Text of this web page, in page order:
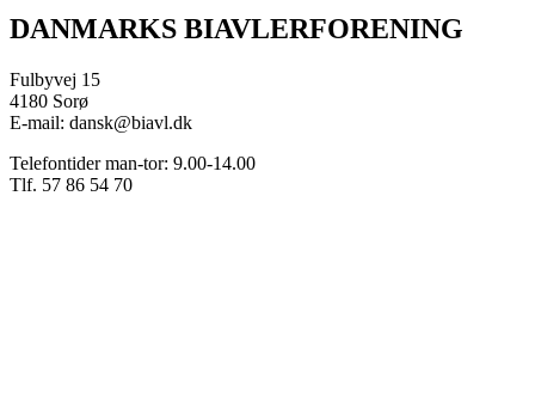
DANMARKS BIAVLERFORENING
Fulbyvej 15
4180 Sorø
E-mail: dansk@biavl.dk
Telefontider man-tor: 9.00-14.00
Tlf. 57 86 54 70